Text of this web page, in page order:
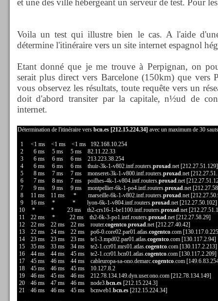
et une des ville hébergeant un serveur de test. Pour
Voila un test qui illustre bien le cas. A l'aide
détermine l'itinéraire vers un site internet espagnol
Etant donné que je me trouve à Perpignan, on
serait plus direct vers Barcelone (150km) que vers
vous observez les résultats, toute requête vers un
doit d'abord transiter par la capitale, n½ud de
internet.
Détermination de l'itinéraire vers bcn.es [212.15.224.34] avec un maximum de 30
1 <1 ms <1 ms <1 ms 192.168.10.254
2 6 ms 5 ms 5 ms 82.11.22.33
3 6 ms 6 ms 6 ms 213.223.38.254
4 6 ms 6 ms 6 ms thuir-3k-1-v802.intf.routers.proxad.net [212.27.51.129]
5 8 ms 7 ms 7 ms monseret-3k-1-v800.intf.routers.proxad.net
6 7 ms 8 ms 7 ms poilhes-4k-1-v804.intf.routers.proxad.net
7 9 ms 9 ms 9 ms montpellier-6k-1-po4.intf.routers.proxad.net
8 11 ms 11 ms * marseille-6k-1-v802.intf.routers.proxad.net
9 16 ms * * lyon-6k-1-v804.intf.routers.proxad.net [212.27.50.102]
10 * * 23 ms th2-crs16-1-be1100.intf.routers.proxad.net
11 22 ms * 22 ms th2-6k-3-po1.intf.routers.proxad.net [212.27.58.29]
12 22 ms 22 ms 22 ms router.cogentco.proxad.net [212.27.40.42]
13 22 ms 24 ms 22 ms po6-0.core02.par01.atlas.cogentco.com
14 23 ms 23 ms 23 ms te1-3.mpd02.par01.atlas.cogentco.com [130.117.2.94]
15 35 ms 33 ms 34 ms te2-1.ccr01.mrs01.atlas.cogentco.com [130.117.2.213]
16 44 ms 44 ms 45 ms te2-1.ccr01.bcn01.atlas.cogentco.com [130.117.2.209]
17 45 ms 46 ms 44 ms cableuropa-sa-ono.demarc.cogentco.com
18 45 ms 46 ms 45 ms 10.127.8.2
19 46 ms 45 ms 46 ms 212.78.134.149.dyn.user.ono.com [212.78.134.149]
20 46 ms 47 ms 46 ms node3.bcn.es[212.15.224.3]
21 46 ms 46 ms 45 ms bcnweb1.bcn.es[212.15.224.34]